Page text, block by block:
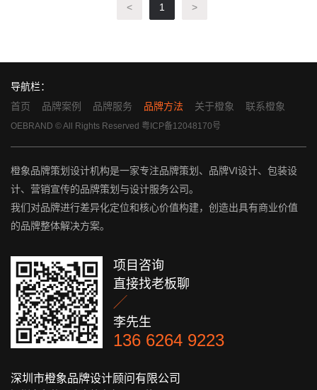
< 1 >
导航栏：
首页
品牌案例 品牌服务 品牌方法 关于橙象 联系橙象
OEBRAND © All Rights Reserved 粤ICP备12048170号
橙象品牌策划设计机构是一家专注品牌策划、品牌VI设计、包装设
计、营销宣传的品牌策划与设计服务公司。
我们对品牌进行差异化定位和核心价值构建，创造出具有商业价值
的品牌整体解决方案。
项目咨询
直接找老板聊

李先生
136 6264 9223
深圳市橙象品牌设计顾问有限公司